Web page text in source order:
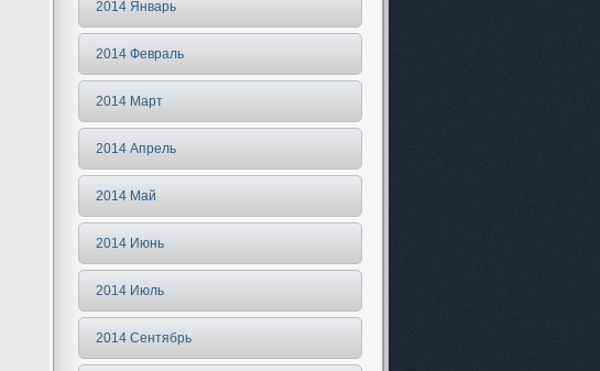
2014 Январь
2014 Февраль
2014 Март
2014 Апрель
2014 Май
2014 Июнь
2014 Июль
2014 Сентябрь